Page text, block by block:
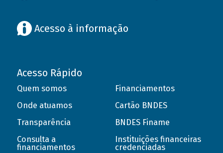
Acesso à informação
Acesso Rápido
Quem somos
Onde atuamos
Transparência
Consulta a
financiamentos
Financiamentos
Cartão BNDES
BNDES Finame
Instituições financeiras
credenciadas